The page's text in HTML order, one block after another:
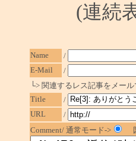
(連続
Name
/
E-Mail
/
└> 関連するレス記事をメー
Title
/
URL
/
Comment/ 通常モード->